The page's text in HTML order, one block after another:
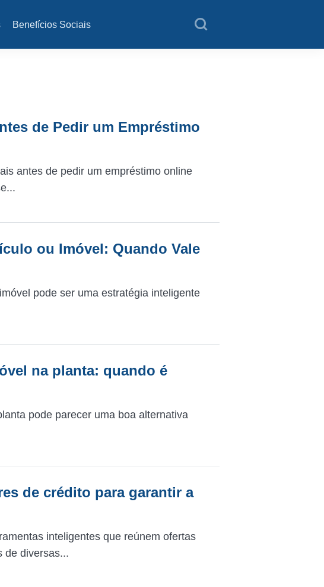
Benefícios Sociais
de Pedir um Empréstimo
antes de pedir um empréstimo online
ou Imóvel: Quando Vale
pode ser uma estratégia inteligente
na planta: quando é
pode parecer uma boa alternativa
de crédito para garantir a
inteligentes que reúnem ofertas
de diversas...